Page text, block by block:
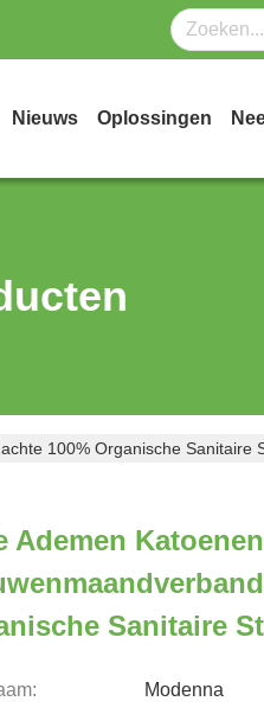
Nieuws Oplossingen
100% Organische Sanitaire
Ademen
Sanitaire
Modenna